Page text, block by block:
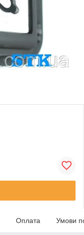
Оплата Умови